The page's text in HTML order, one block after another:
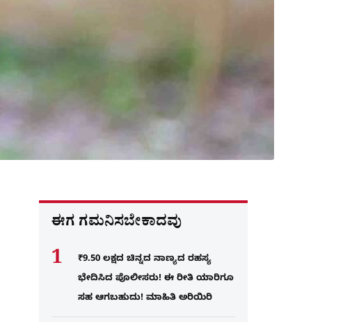
ಈಗ ಗಮನಿಸಬೇಕಾದವು
₹9.50 ಲಕ್ಷದ ಚಿನ್ನದ ನಾಣ್ಯದ ರಹಸ್ಯ
ಭೇದಿಸಿದ ಪೊಲೀಸರು! ಈ ರೀತಿ ಯಾರಿಗೂ
ಸಹ ಆಗಬಹುದು! ಮಾಹಿತಿ ಅರಿಯಿರಿ